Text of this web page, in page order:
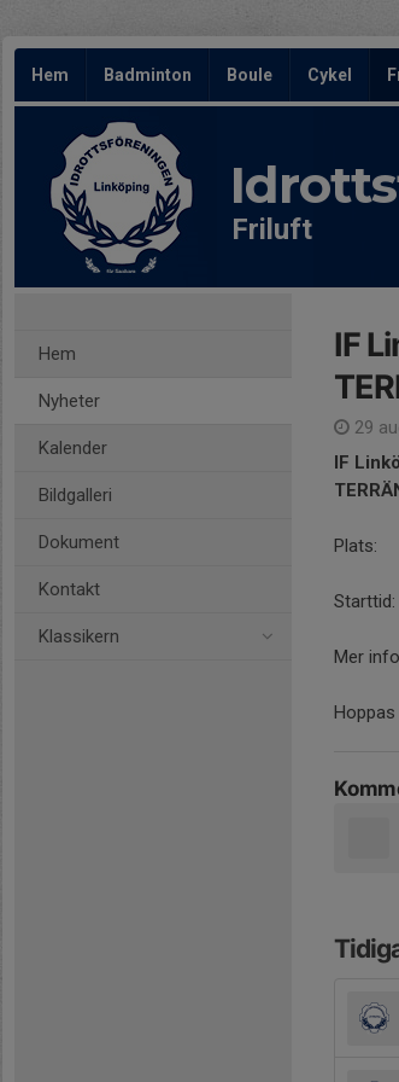
Hem Badminton Boule Cykel
Friluft
Hem
Nyheter
Kalender
Bildgalleri
Dokument
Kontakt
Klassikern
IF
29
IF
(vid
Mer